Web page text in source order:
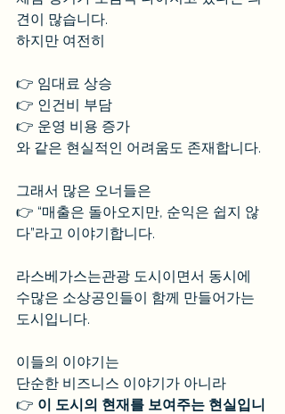
견이 많습니다.
하지만 여전히
👉 임대료 상승
👉 인건비 부담
👉 운영 비용 증가
와 같은 현실적인 어려움도 존재합니다.
그래서 많은 오너들은
👉 “매출은 돌아오지만, 순익은 쉽지 않
다”라고 이야기합니다.
라스베가스는관광 도시이면서 동시에
수많은 소상공인들이 함께 만들어가는
도시입니다.
이들의 이야기는
단순한 비즈니스 이야기가 아니라
👉 이 도시의 현재를 보여주는 현실입니